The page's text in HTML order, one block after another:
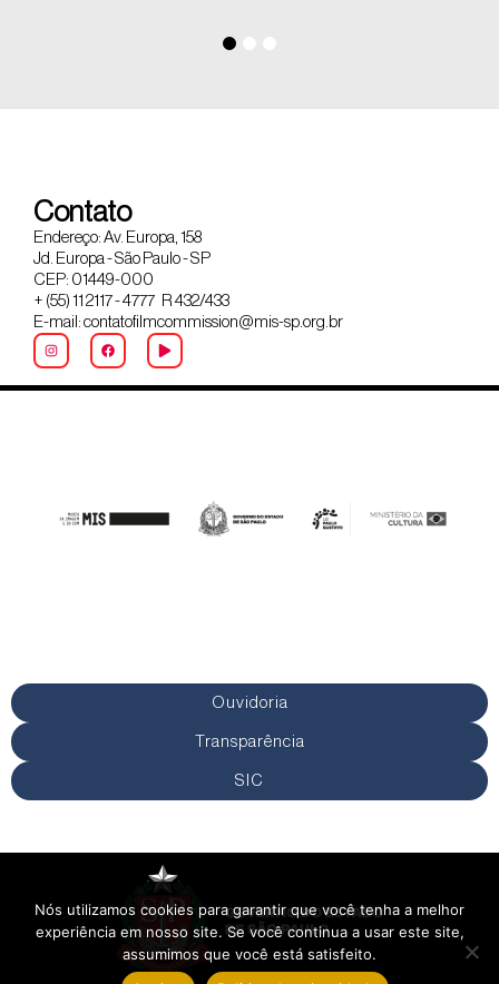
Contato
Endereço: Av. Europa, 158
Jd. Europa - São Paulo - SP
CEP: 01449-000
+ (55) 11 2117 - 4777 R 432/433
E-mail: contatofilmcommission@mis-sp.org.br
Ouvidoria
Transparência
SIC
Nós utilizamos cookies para garantir que você tenha a melhor
experiência em nosso site. Se você continua a usar este site,
assumimos que você está satisfeito.